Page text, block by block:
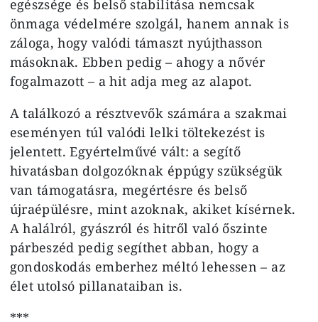
egészsége és belső stabilitása nemcsak
önmaga védelmére szolgál, hanem annak is
záloga, hogy valódi támaszt nyújthasson
másoknak. Ebben pedig – ahogy a nővér
fogalmazott – a hit adja meg az alapot.
A találkozó a résztvevők számára a szakmai
eseményen túl valódi lelki töltekezést is
jelentett. Egyértelművé vált: a segítő
hivatásban dolgozóknak éppúgy szükségük
van támogatásra, megértésre és belső
újraépülésre, mint azoknak, akiket kísérnek.
A halálról, gyászról és hitről való őszinte
párbeszéd pedig segíthet abban, hogy a
gondoskodás emberhez méltó lehessen – az
élet utolsó pillanataiban is.
***